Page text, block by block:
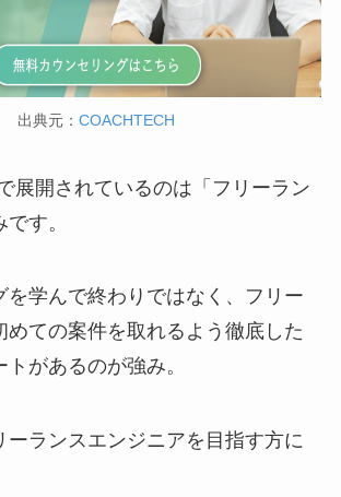
出典元： COACHTECH
展開されているのは「フリーラン
す。
を学んで終わりではなく、フリー
めての案件を取れるよう徹底した
があるのが強み。
ーランスエンジニアを目指す方に